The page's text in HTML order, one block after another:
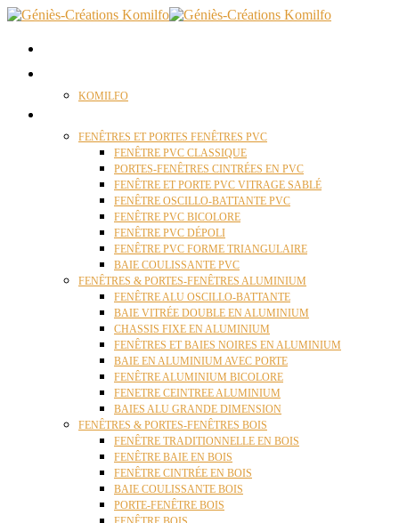
KOMILFO
FENÊTRES ET PORTES FENÊTRES PVC
FENÊTRE PVC CLASSIQUE
PORTES-FENÊTRES CINTRÉES EN PVC
FENÊTRE ET PORTE PVC VITRAGE SABLÉ
FENÊTRE OSCILLO-BATTANTE PVC
FENÊTRE PVC BICOLORE
FENÊTRE PVC DÉPOLI
FENÊTRE PVC FORME TRIANGULAIRE
BAIE COULISSANTE PVC
FENÊTRES & PORTES-FENÊTRES ALUMINIUM
FENÊTRE ALU OSCILLO-BATTANTE
BAIE VITRÉE DOUBLE EN ALUMINIUM
CHASSIS FIXE EN ALUMINIUM
FENÊTRES ET BAIES NOIRES EN ALUMINIUM
BAIE EN ALUMINIUM AVEC PORTE
FENÊTRE ALUMINIUM BICOLORE
FENETRE CEINTREE ALUMINIUM
BAIES ALU GRANDE DIMENSION
FENÊTRES & PORTES-FENÊTRES BOIS
FENÊTRE TRADITIONNELLE EN BOIS
FENÊTRE BAIE EN BOIS
FENÊTRE CINTRÉE EN BOIS
BAIE COULISSANTE BOIS
PORTE-FENÊTRE BOIS